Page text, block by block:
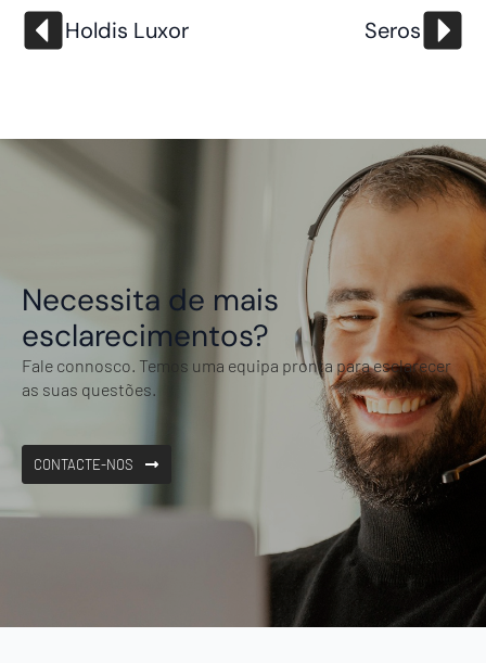
Holdis Luxor Seros
Necessita de mais
esclarecimentos?
Fale connosco. Temos uma equipa pronta para esclarecer
as suas questões.
CONTACTE-NOS